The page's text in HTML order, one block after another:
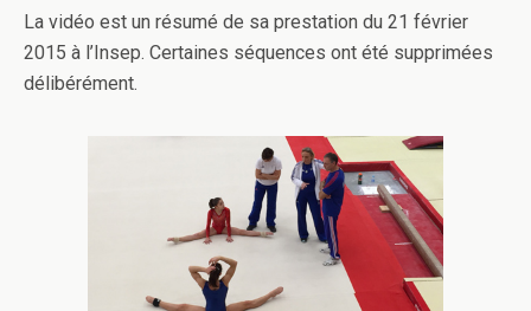
La vidéo est un résumé de sa prestation du 21 février
2015 à l’Insep. Certaines séquences ont été supprimées
délibérément.